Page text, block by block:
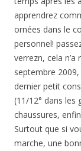
apprendrez
ornées dans le
personnel!
verrezn, cela
septembre
dernier petit
(11/12° dans
chaussures,
Surtout que si
marche, une